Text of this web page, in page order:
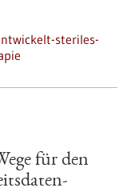
steriles-
für den